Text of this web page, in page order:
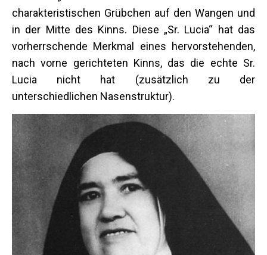
charakteristischen Grübchen auf den Wangen und
in der Mitte des Kinns. Diese „Sr. Lucia“ hat das
vorherrschende Merkmal eines hervorstehenden,
nach vorne gerichteten Kinns, das die echte Sr.
Lucia nicht hat (zusätzlich zu der
unterschiedlichen Nasenstruktur).